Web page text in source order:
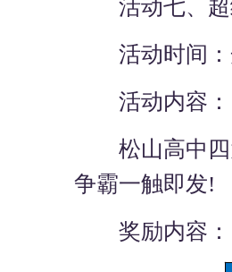
活动七、超
活动时间：
活动内容：
松山高中四
争霸一触即发!
奖励内容：